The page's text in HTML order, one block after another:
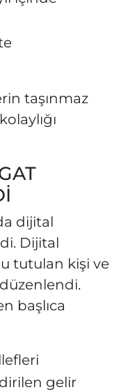
taşınmaz
dijital
Dijital
tutulan kişi ve
başlıca
gelir